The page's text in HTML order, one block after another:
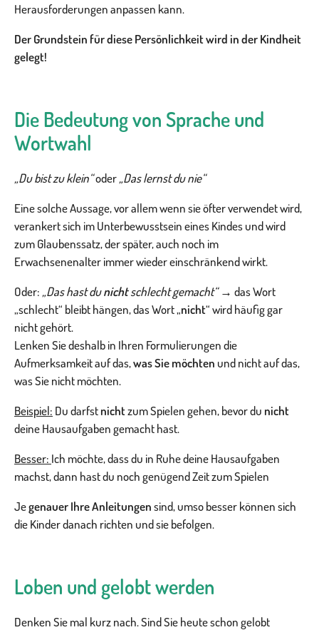
Herausforderungen anpassen kann.
Der Grundstein für diese Persönlichkeit wird in der Kindheit
gelegt!
Die Bedeutung von Sprache und
Wortwahl
„Du bist zu klein“oder„Das lernst du nie“
Eine solche Aussage, vor allem wenn sie öfter verwendet wird,
verankert sich im Unterbewusstsein eines Kindes und wird
zum Glaubenssatz, der später, auch noch im
Erwachsenenalter immer wieder einschränkend wirkt.
Oder: „Das hast dunichtschlecht gemacht“→ das Wort
„schlecht“ bleibt hängen, das Wort „nicht“ wird häufig gar
nicht gehört.
Lenken Sie deshalb in Ihren Formulierungen die
Aufmerksamkeit auf das,was Sie möchten und nicht auf das,
was Sie nicht möchten.
Beispiel: Du darfstnichtzum Spielen gehen, bevor du nicht
deine Hausaufgaben gemacht hast.
Besser: Ich möchte, dass du in Ruhe deine Hausaufgaben
machst, dann hast du noch genügend Zeit zum Spielen
Jegenauer Ihre Anleitungensind, umso besser können sich
die Kinder danach richten und sie befolgen.
Loben und gelobt werden
Denken Sie mal kurz nach. Sind Sie heute schon gelobt